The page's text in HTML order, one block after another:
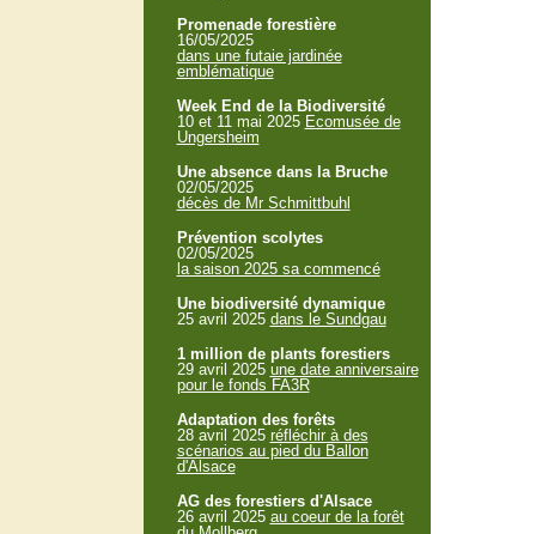
Promenade forestière
16/05/2025
dans une futaie jardinée
emblématique
Week End de la Biodiversité
10 et 11 mai 2025 Ecomusée de
Ungersheim
Une absence dans la Bruche
02/05/2025
décès de Mr Schmittbuhl
Prévention scolytes
02/05/2025
la saison 2025 sa commencé
Une biodiversité dynamique
25 avril 2025 dans le Sundgau
1 million de plants forestiers
29 avril 2025 une date anniversaire
pour le fonds FA3R
Adaptation des forêts
28 avril 2025 réfléchir à des
scénarios au pied du Ballon
d'Alsace
AG des forestiers d'Alsace
26 avril 2025 au coeur de la forêt